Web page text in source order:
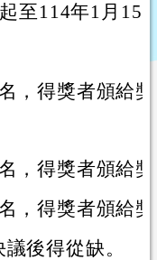
至114年1月15
，得獎者頒給
，得獎者頒給
，得獎者頒給
後得從缺。